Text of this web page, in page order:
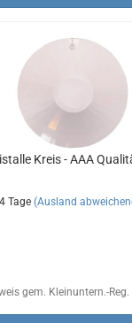
Kreis - AAA
Tage (Ausland
gem. Kleinuntern.-